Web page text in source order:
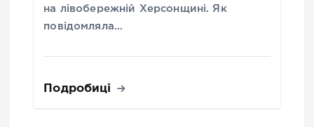
на лівобережній Херсонщині. Як
повідомляла…
Подробиці